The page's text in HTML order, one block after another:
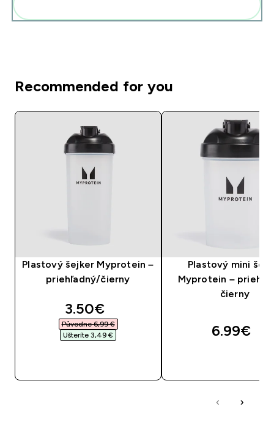
Recommended for you
Plastový šejker Myprotein –
priehľadný/čierny
discounted price
3.50€‎
Původne 6,99 €‎
Ušteríte 3,49 €‎
Plastový mini
Myprotein –
čierny
6.99€‎